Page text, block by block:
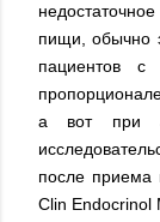
пищи, обычно
пациентов с
а вот при
после приема
Clin Endocrinol